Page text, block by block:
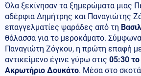
Όλα ξεκίνησαν τα ξημερώματα μιας
αδέρφια Δημήτρης και Παναγιώτης
επαγγελματίες ψαράδες από τη
θάλασσα για το μεροκάματο.
Παναγιώτη Ζόγκου, η πρώτη επαφή
αντικείμενο έγινε γύρω στις 05:30
Ακρωτήριο Δουκάτο. Μέσα στο